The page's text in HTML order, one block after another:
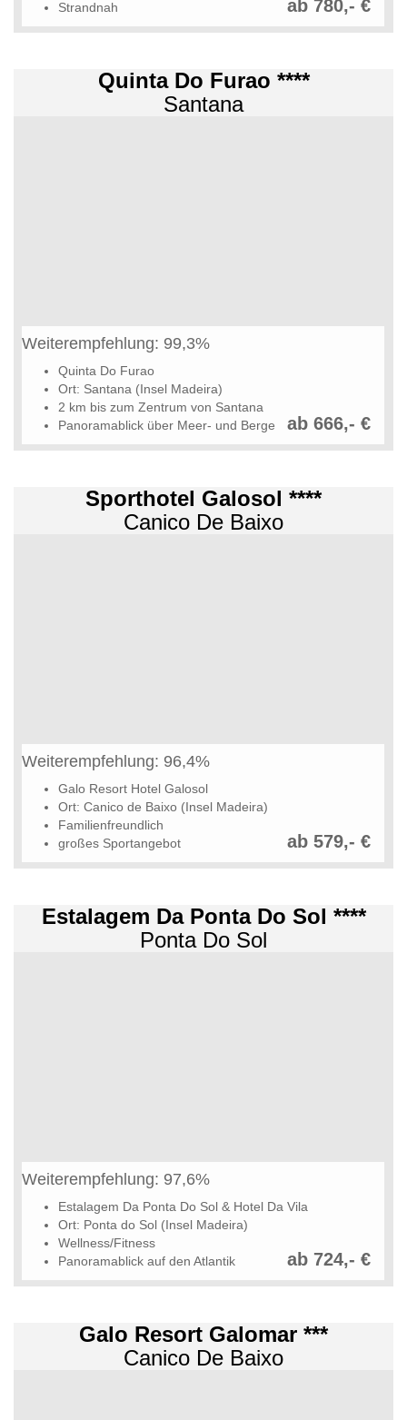
Strandnah
ab 780,- €
Quinta Do Furao ****
Santana
Weiterempfehlung: 99,3%
Quinta Do Furao
Ort: Santana (Insel Madeira)
2 km bis zum Zentrum von Santana
Panoramablick über Meer- und Berge
ab 666,- €
Sporthotel Galosol ****
Canico De Baixo
Weiterempfehlung: 96,4%
Galo Resort Hotel Galosol
Ort: Canico de Baixo (Insel Madeira)
Familienfreundlich
großes Sportangebot
ab 579,- €
Estalagem Da Ponta Do Sol ****
Ponta Do Sol
Weiterempfehlung: 97,6%
Estalagem Da Ponta Do Sol & Hotel Da Vila
Ort: Ponta do Sol (Insel Madeira)
Wellness/Fitness
Panoramablick auf den Atlantik
ab 724,- €
Galo Resort Galomar ***
Canico De Baixo